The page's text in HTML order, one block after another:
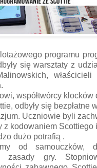
programu
się warsztaty z
właścicieli
współtwórcy klocków
odbyły się bezpłatne
Uczniowie byli
z kodowaniem Scottiego
dużo potrafią .
od samouczków,
zasady gry.